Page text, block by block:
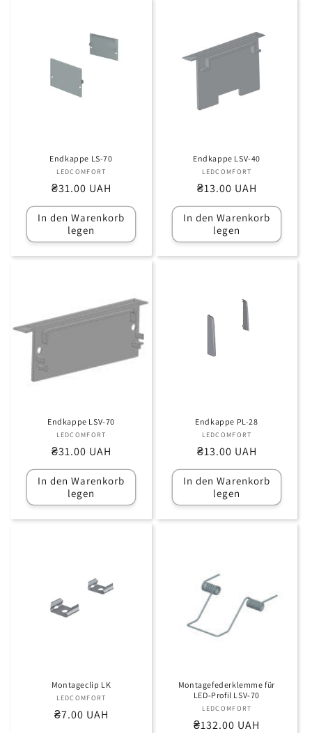
Endkappe LS-70
Anbieter:
LEDCOMFORT
Normaler
Preis
₴31.00 UAH
In den Warenkorb
legen
Endkappe LSV-40
Anbieter:
LEDCOMFORT
Normaler
Preis
₴13.00 UAH
In den Warenkorb
legen
Endkappe LSV-70
Anbieter:
LEDCOMFORT
Normaler
Preis
₴31.00 UAH
In den Warenkorb
legen
Endkappe PL-28
Anbieter:
LEDCOMFORT
Normaler
Preis
₴13.00 UAH
In den Warenkorb
legen
Montageclip LK
Anbieter:
LEDCOMFORT
Normaler
₴7.00 UAH
Montagefederklemme für
LED-Profil LSV-70
Anbieter:
LEDCOMFORT
Normaler
₴132.00 UAH